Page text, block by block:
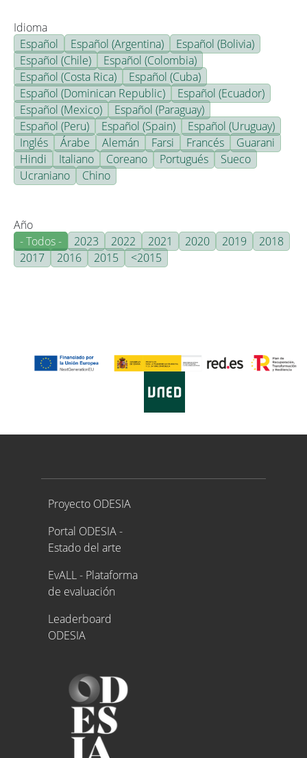
Idioma
Español
Español (Argentina)
Español (Bolivia)
Español (Chile)
Español (Colombia)
Español (Costa Rica)
Español (Cuba)
Español (Dominican Republic)
Español (Ecuador)
Español (Mexico)
Español (Paraguay)
Español (Peru)
Español (Spain)
Español (Uruguay)
Inglés
Árabe Alemán Farsi Francés
Guarani
Hindi
Italiano Coreano Portugués
Sueco
Ucraniano
Chino
Año
- Todos -
2023 2022 2021 2020 2019
2018
2017
2016 2015 <2015
Proyecto ODESIA
Proyecto ODESIA
Portal ODESIA -
Estado del arte
EvALL - Plataforma
de evaluación
Leaderboard
ODESIA